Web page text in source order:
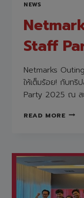
NEWS
Staff
Netmarks
ให้เต็มร้อย! กับท
Party 2025 ณ ส
READ MORE